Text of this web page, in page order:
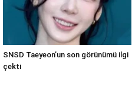
SNSD Taeyeon’un son görünümü ilgi
çekti